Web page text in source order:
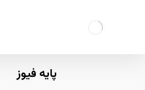
پایه فیوز